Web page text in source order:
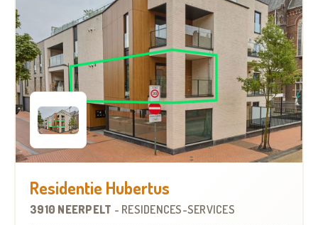
Residentie Hubertus
3910 NEERPELT - RÉSIDENCES-SERVICES